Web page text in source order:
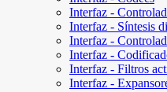
Interfaz -
Interfaz - Síntesis
Interfaz -
Interfaz -
Interfaz - Filtros
Interfaz -